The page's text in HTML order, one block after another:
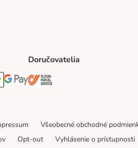
Method
Payment Method
Google Pay Payment Method
Doručovatelia
Všeobecné obchodné
Opt-out Vyhlásenie o prístupnosti